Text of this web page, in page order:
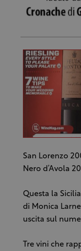
San Lorenzo
Nero d’Avola
Questa la
di Monica
uscita sul
Tre vini che